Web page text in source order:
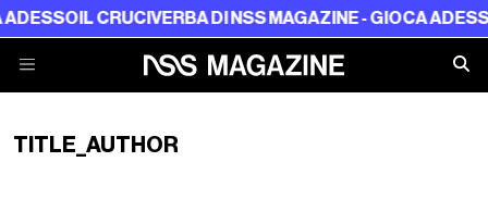
IL CRUCIVERBA DI NSS MAGAZINE - GIOCA
TITLE_AUTHOR